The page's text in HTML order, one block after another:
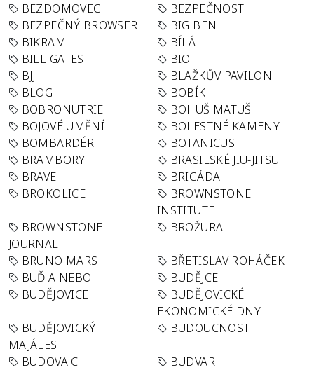
BEZDOMOVEC
BEZPEČNOST
BEZPEČNÝ BROWSER
BIG BEN
BIKRAM
BÍLÁ
BILL GATES
BIO
BJJ
BLAŽKŮV PAVILON
BLOG
BOBÍK
BOBRONUTRIE
BOHUŠ MATUŠ
BOJOVÉ UMĚNÍ
BOLESTNÉ KAMENY
BOMBARDÉR
BOTANICUS
BRAMBORY
BRASILSKÉ JIU-JITSU
BRAVE
BRIGÁDA
BROKOLICE
BROWNSTONE
INSTITUTE
BROWNSTONE
JOURNAL
BROŽURA
BRUNO MARS
BŘETISLAV ROHÁČEK
BUĎ A NEBO
BUDĚJCE
BUDĚJOVICE
BUDĚJOVICKÉ
EKONOMICKÉ DNY
BUDĚJOVICKÝ
MAJÁLES
BUDOUCNOST
BUDOVA C
BUDVAR